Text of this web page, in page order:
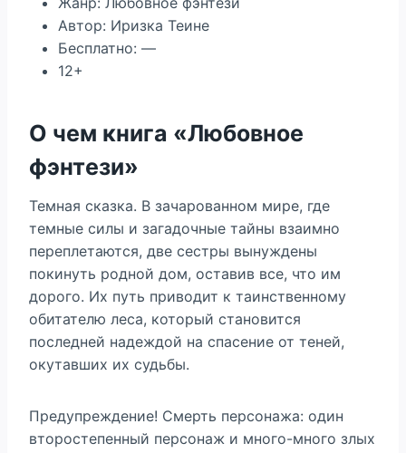
Автор: Иризка Теине
Бесплатно: —
12+
О чем книга «Любовное
фэнтези»
Темная сказка. В зачарованном мире, где
темные силы и загадочные тайны взаимно
переплетаются, две сестры вынуждены
покинуть родной дом, оставив все, что им
дорого. Их путь приводит к таинственному
обитателю леса, который становится
последней надеждой на спасение от теней,
окутавших их судьбы.
Предупреждение! Смерть персонажа: один
второстепенный персонаж и много-много злых